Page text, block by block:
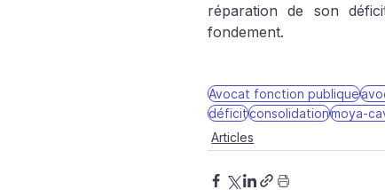
réparation de son
fondement.
Avocat fonction publique
déficitconsolidationmoya-
Articles